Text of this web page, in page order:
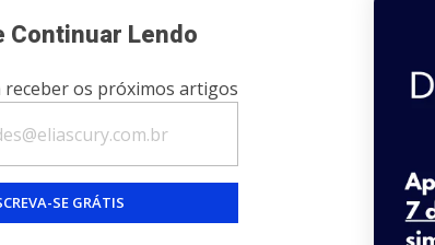
Continuar Lendo
receber os próximos artigos